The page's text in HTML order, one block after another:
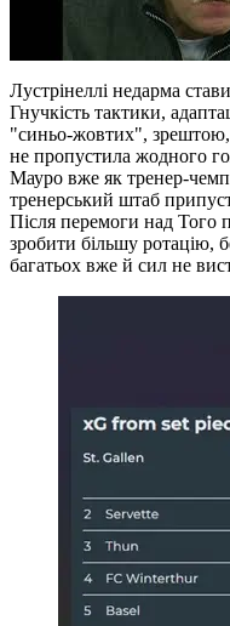
Лустрінеллі недарма
Гнучкість тактики,
"синьо-жовтих", зрештою,
не пропустила жодного
Мауро вже як тренер-
тренерський штаб
Після перемоги над Того
зробити більшу ротацію,
багатьох вже й сил не